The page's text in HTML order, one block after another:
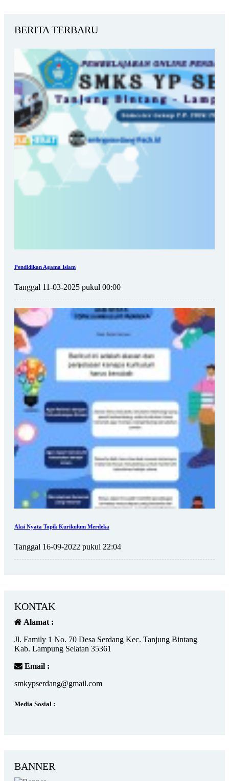
BERITA TERBARU
Pendidikan Agama Islam
Tanggal 11-03-2025 pukul 00:00
Aksi Nyata Topik Kurikulum Merdeka
Tanggal 16-09-2022 pukul 22:04
KONTAK
Alamat :
Jl. Family 1 No. 70 Desa Serdang Kec. Tanjung Bintang
Kab. Lampung Selatan 35361
Email :
smkypserdang@gmail.com
Media Sosial :
BANNER